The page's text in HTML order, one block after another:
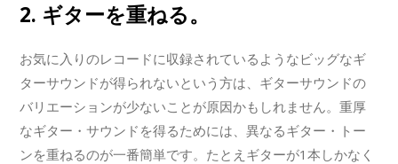
2. ギターを重ねる。
お気に入りのレコードに収録されているようなビッグなギ
ターサウンドが得られないという方は、ギターサウンドの
バリエーションが少ないことが原因かもしれません。重厚
なギター・サウンドを得るためには、異なるギター・トー
ンを重ねるのが一番簡単です。たとえギターが1本しかなく